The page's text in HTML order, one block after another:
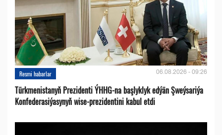
Resmi habarlar 06.08.2026 - 09:26
Türkmenistanyň Prezidenti ÝHHG-na başlyklyk edýän Şweýsariýa
Konfederasiýasynyň wise-prezidentini kabul etdi